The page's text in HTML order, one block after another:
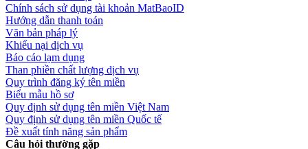
Chính sách sử dụng tài khoản MatBaoID
Hướng dẫn thanh toán
Văn bản pháp lý
Khiếu nại dịch vụ
Báo cáo lạm dụng
Than phiền chất lượng dịch vụ
Quy trình đăng ký tên miền
Biểu mẫu hồ sơ
Quy định sử dụng tên miền Việt Nam
Quy định sử dụng tên miền Quốc tế
Đề xuất tính năng sản phẩm
Câu hỏi thường gặp